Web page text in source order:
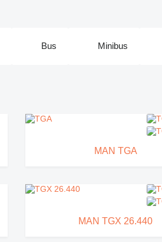
Bus Minibus
MAN TGA
MAN TGX 26.440